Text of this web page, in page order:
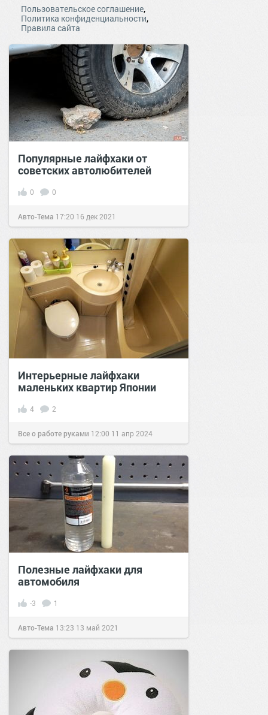
Пользовательское соглашение,
Политика конфиденциальности,
Правила сайта
Популярные лайфхаки от
советских автолюбителей
0 0
Авто-Тема 17:20 16 дек 2021
Интерьерные лайфхаки
маленьких квартир Японии
4 2
Все о работе руками 12:00 11 апр 2024
Полезные лайфхаки для
автомобиля
-3 1
Авто-Тема 13:23 13 май 2021